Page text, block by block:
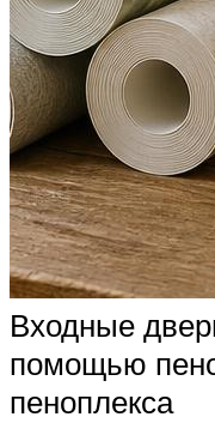
Входные
помощью
пеноплекса